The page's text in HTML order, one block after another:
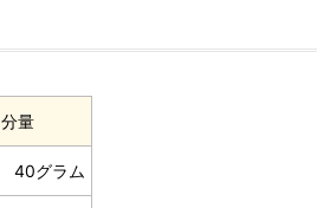
分量
40グラム